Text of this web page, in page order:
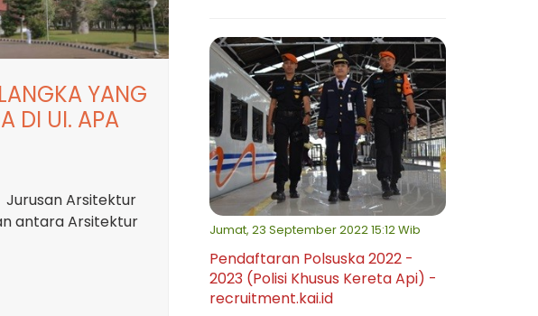
YANG
DI UI. APA
Jurusan Arsitektur
antara Arsitektur
Jumat, 23 September 2022 15:12 Wib
Pendaftaran Polsuska 2022 -
2023 (Polisi Khusus Kereta Api) -
recruitment.kai.id